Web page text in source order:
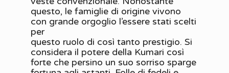
questo, le famiglie di origine vivono
con grande orgoglio l’essere stati scelti
per
questo ruolo di così tanto prestigio. Si
considera il potere della Kumari così
forte che persino un suo sorriso sparge